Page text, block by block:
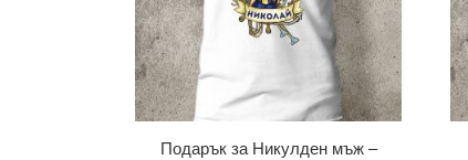
Подарък за Никулден мъж –